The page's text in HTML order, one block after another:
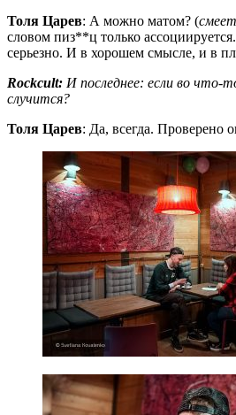
Толя Царев: А можно матом? (
словом пиз**ц только
серьезно. И в хорошем смысле, и в
Rockcult: И последнее: если во что-
случится?
Толя Царев: Да, всегда. Проверено